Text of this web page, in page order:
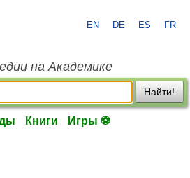
EN DE ES FR
на Академике
Найти!
Книги Игры ⚽